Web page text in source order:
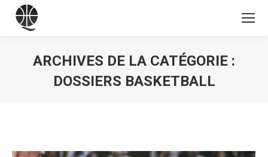
ARCHIVES DE LA CATÉGORIE :
DOSSIERS BASKETBALL